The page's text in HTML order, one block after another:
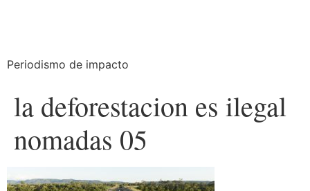
Periodismo de impacto
la deforestacion es ilegal
nomadas 05